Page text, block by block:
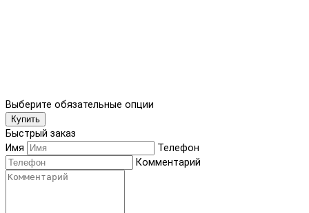
Выберите обязательные опции
Купить
Быстрый заказ
Имя
Телефон
Комментарий